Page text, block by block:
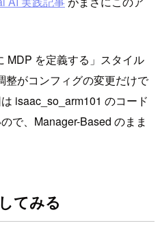
MDP を定義する」スタイル
整がコンフィグの変更だけで
isaac_so_arm101 のコード
で、Manager-Based のまま
てみる